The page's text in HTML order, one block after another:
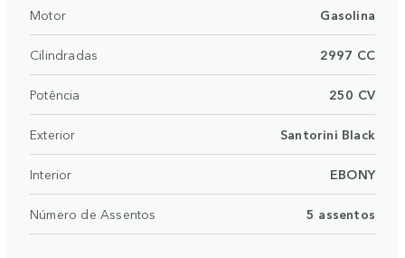
Motor Gasolina
Cilindradas 2997 CC
Potência 250 CV
Exterior Santorini Black
Interior EBONY
Número de Assentos 5 assentos